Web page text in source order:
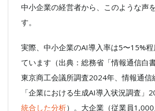
中小企業の経営者から、このような声
す。
実際、中小企業のAI導入率は5〜15%
ています（出典：総務省「情報通信白
東京商工会議所調査2024年、情報通信
「企業における生成AI導入状況調査」
統合した分析）。大企業（従業員